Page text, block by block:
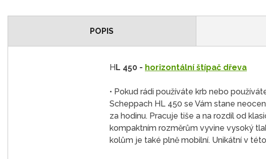
POPIS
HL 450 - horizontální štípač dřeva
• Pokud rádi používáte krb nebo
Scheppach HL 450 se Vám stane
za hodinu. Pracuje tiše a na rozdíl od
kompaktním rozměrům vyvine vysoký
kolům je také plně mobilní. Unikátní v